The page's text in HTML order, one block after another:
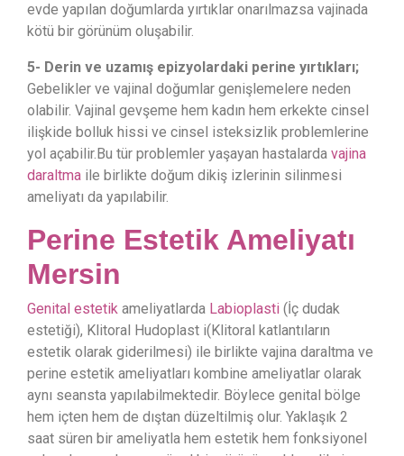
evde yapılan doğumlarda yırtıklar onarılmazsa vajinada
kötü bir görünüm oluşabilir.
5- Derin ve uzamış epizyolardaki perine yırtıkları;
Gebelikler ve vajinal doğumlar genişlemelere neden
olabilir. Vajinal gevşeme hem kadın hem erkekte cinsel
ilişkide bolluk hissi ve cinsel isteksizlik problemlerine
yol açabilir.Bu tür problemler yaşayan hastalarda vajina
daraltma ile birlikte doğum dikiş izlerinin silinmesi
ameliyatı da yapılabilir.
Perine Estetik Ameliyatı
Mersin
Genital estetik ameliyatlarda Labioplasti (İç dudak
estetiği), Klitoral Hudoplast i(Klitoral katlantıların
estetik olarak giderilmesi) ile birlikte vajina daraltma ve
perine estetik ameliyatları kombine ameliyatlar olarak
aynı seansta yapılabilmektedir. Böylece genital bölge
hem içten hem de dıştan düzeltilmiş olur. Yaklaşık 2
saat süren bir ameliyatla hem estetik hem fonksiyonel